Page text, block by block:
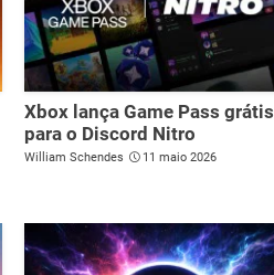
Xbox lança Game Pass grátis
para o Discord Nitro
William Schendes 11 maio 2026